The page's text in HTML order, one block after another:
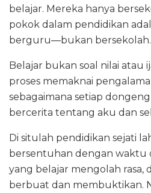
belajar. Mereka hanya
pokok dalam pendidikan
berguru—bukan bersekolah.
Belajar bukan soal nilai atau
proses memaknai
sebagaimana setiap
bercerita tentang aku dan
Di situlah pendidikan sejati
bersentuhan dengan waktu
yang belajar mengolah rasa,
berbuat dan membuktikan.